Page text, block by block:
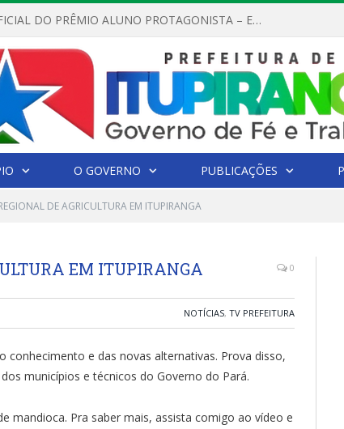
REGULAMENTO OFICIAL DO PRÊMIO ALUNO PROTAGONISTA – EDIÇÃO 2026
O GOVERNO PUBLICAÇÕES
DE AGRICULTURA EM ITUPIRANGA
EM ITUPIRANGA 0
NOTÍCIAS, TV PREFEITURA
e das novas alternativas. Prova disso,
municípios e técnicos do Governo do Pará.
mandioca. Pra saber mais, assista comigo ao vídeo e